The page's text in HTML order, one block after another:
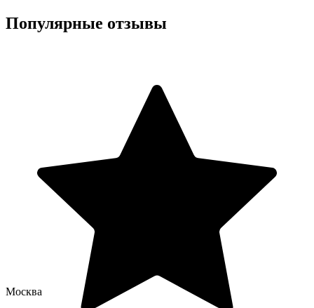
Популярные отзывы
Москва